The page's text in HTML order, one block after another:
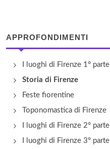
APPROFONDIMENTI
I luoghi di Firenze 1° parte
Storia di Firenze
Feste fiorentine
Toponomastica di Firenze
I luoghi di Firenze 2° parte
I luoghi di Firenze 3° parte